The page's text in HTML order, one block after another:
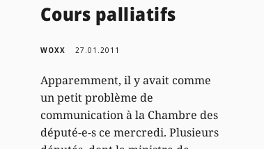
Cours palliatifs
WOXX 27.01.2011
Apparemment, il y avait comme
un petit problème de
communication à la Chambre des
député-e-s ce mercredi. Plusieurs